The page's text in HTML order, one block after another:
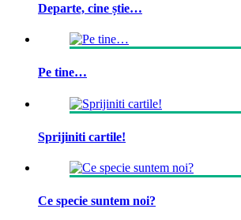
Departe, cine știe…
Pe tine…
Sprijiniti cartile!
Ce specie suntem noi?